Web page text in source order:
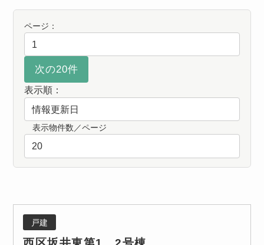
ページ：
表示順：
表示物件数／ページ
戸建